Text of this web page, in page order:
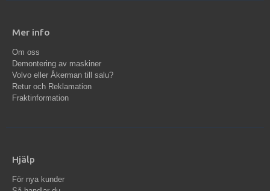
Mer info
Om oss
Demontering av maskiner
Volvo eller Åkerman till salu?
Retur och Reklamation
Fraktinformation
Hjälp
För nya kunder